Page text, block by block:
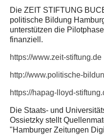
Die ZEIT STIFTUNG
politische Bildung
unterstützen die
finanziell.
https://www.zeit-stiftung.de
http://www.politische-
https://hapag-lloyd-
Die Staats- und
Ossietzky stellt
"Hamburger Zeitungen